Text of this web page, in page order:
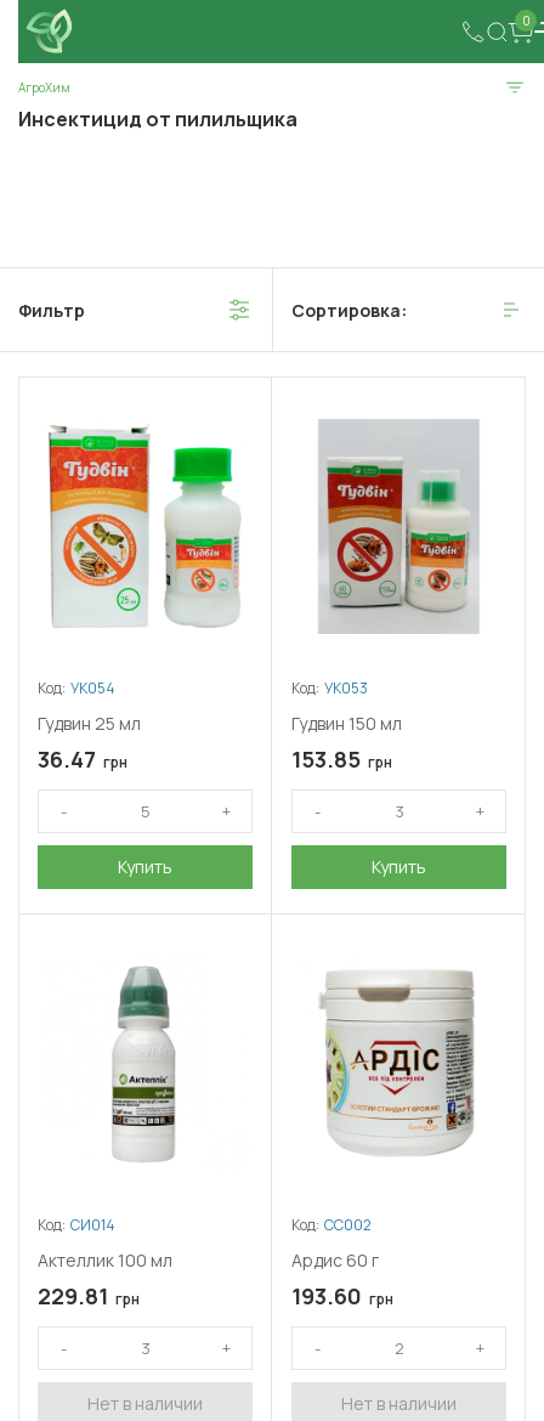
0
АгроХим
Инсектицид от пилильщика
Фильтр Сортировка:
Код: УК054
Гудвин 25 мл
36.47 грн
Купить
Код: УК053
Гудвин 150 мл
153.85 грн
Купить
Код: СИ014
Актеллик 100 мл
229.81 грн
Нет в наличии
Код: СС002
Ардис 60 г
193.60 грн
Нет в наличии